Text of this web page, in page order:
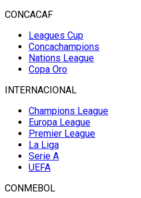
CONCACAF
Leagues Cup
Concachampions
Nations League
Copa Oro
INTERNACIONAL
Champions League
Europa League
Premier League
La Liga
Serie A
UEFA
CONMEBOL